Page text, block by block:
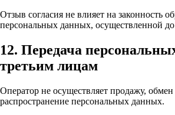
Отзыв согласия не влияет на законность
персональных данных, осуществленной
12. Передача
третьим лицам
Оператор не осуществляет продажу,
распространение персональных данных.